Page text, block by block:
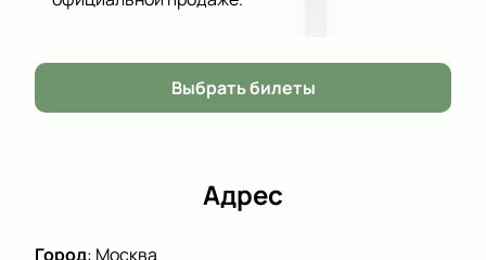
Художественном театре!
Обратите внимание, возможна смена актёрского
Режиссёр:Константин Богомолов
Выбрать билеты
Адрес
Город: Москва